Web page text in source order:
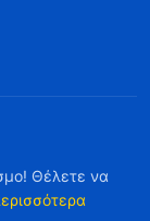
Θέλετε να